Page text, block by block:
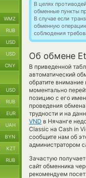
В целях
обменные пункты
В случае если
обменную
соблюдения
Об обмене
В приведенной
автоматический
обратите внимание
моментально
позицию с его
проведения
трудности и на
VND в Нячанге
Classic на Cash in
сообщите нам об
администратором
Зачастую
сайт обменника
рекомендуем
WMZ
RUB
USD
USD
CNY
USD
RUB
EUR
UAH
BYN
KZT
RUB